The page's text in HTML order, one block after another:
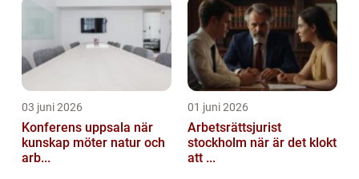
03 juni 2026
Konferens uppsala när
kunskap möter natur och
arb...
01 juni 2026
Arbetsrättsjurist
stockholm när är det klokt
att ...